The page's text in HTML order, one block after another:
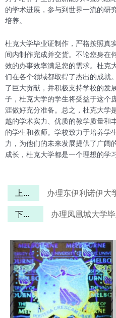
的学术进展，参与到世界一流的研
培养。
杜克大学毕业证制作，严格按照真
间内制作完成并交货。不论您身在
效的办事效率满足您的需求。杜克
们在各个领域都取得了杰出的成就
了巨大贡献，并积极支持学校的发
子，杜克大学的学生将受益于这个
涯做好充分准备。总之，杜克大学
越的学术实力、优质的教学质量和
的学生和教师。学校致力于培养学
力，为他们的未来发展提供了广阔
成长，杜克大学都是一个理想的学
上一篇
下一篇